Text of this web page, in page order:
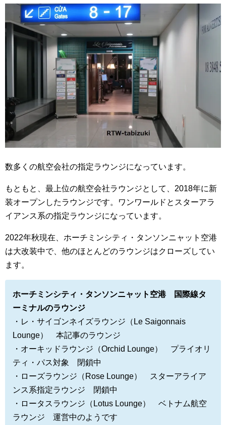
数多くの航空会社の指定ラウンジになっています。
もともと、最上位の航空会社ラウンジとして、2018年に新
装オープンしたラウンジです。ワンワールドとスターアラ
イアンス系の指定ラウンジになっています。
2022年秋現在、ホーチミンシティ・タンソンニャット空港
は大改装中で、他のほとんどのラウンジはクローズしてい
ます。
ホーチミンシティ・タンソンニャット空港 国際線タ
ーミナルのラウンジ
・レ・サイゴンネイズラウンジ（Le Saigonnais
Lounge） 本記事のラウンジ
・オーキッドラウンジ（Orchid Lounge） プライオリ
ティ・パス対象 閉鎖中
・ローズラウンジ（Rose Lounge） スターアライア
ンス系指定ラウンジ 閉鎖中
・ロータスラウンジ（Lotus Lounge） ベトナム航空
ラウンジ 運営中のようです